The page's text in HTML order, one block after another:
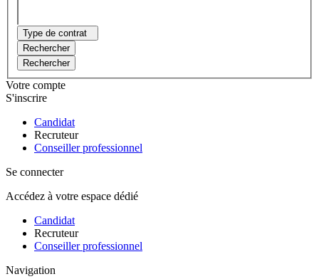
Type de contrat
Rechercher
Rechercher
Votre compte
S'inscrire
Candidat
Recruteur
Conseiller professionnel
Se connecter
Accédez à votre espace dédié
Candidat
Recruteur
Conseiller professionnel
Navigation